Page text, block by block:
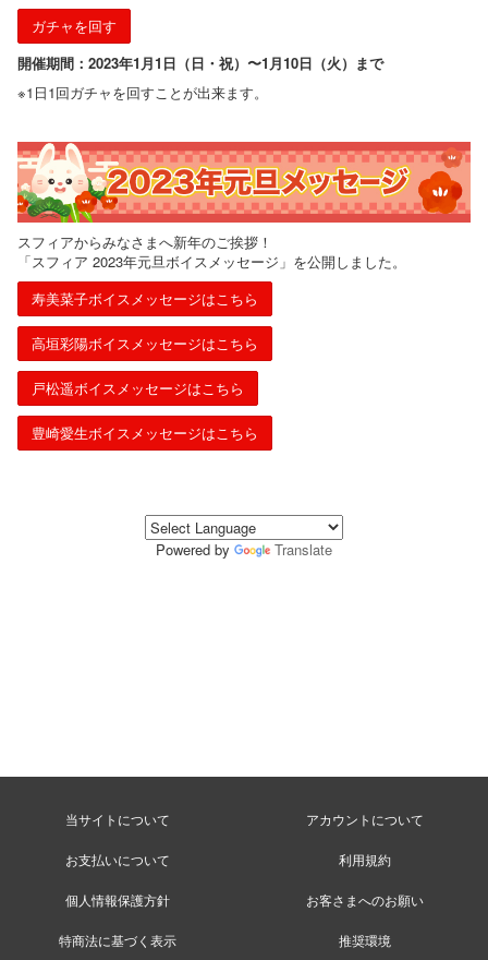
ガチャを回す
開催期間：2023年1月1日（日・祝）〜1月10日（火）まで
※1日1回ガチャを回すことが出来ます。​
スフィアからみなさまへ新年のご挨拶！
「スフィア 2023年元旦ボイスメッセージ」を公開しました。
寿美菜子ボイスメッセージはこちら
高垣彩陽ボイスメッセージはこちら
戸松遥ボイスメッセージはこちら
豊崎愛生ボイスメッセージはこちら
Powered by Translate
当サイトについて アカウントについて
お支払いについて 利用規約
個人情報保護方針 お客さまへのお願い
特商法に基づく表示 推奨環境